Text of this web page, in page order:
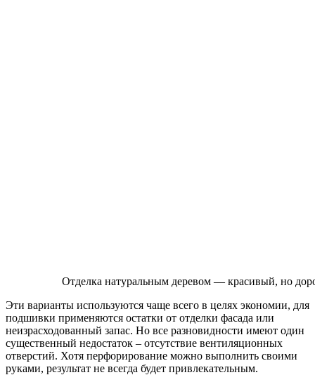
Отделка натуральным деревом — красивый, но
Эти варианты используются чаще всего в целях экономии, для
подшивки применяются остатки от отделки фасада или
неизрасходованный запас. Но все разновидности имеют один
существенный недостаток – отсутствие вентиляционных
отверстий. Хотя перфорирование можно выполнить своими
руками, результат не всегда будет привлекательным.